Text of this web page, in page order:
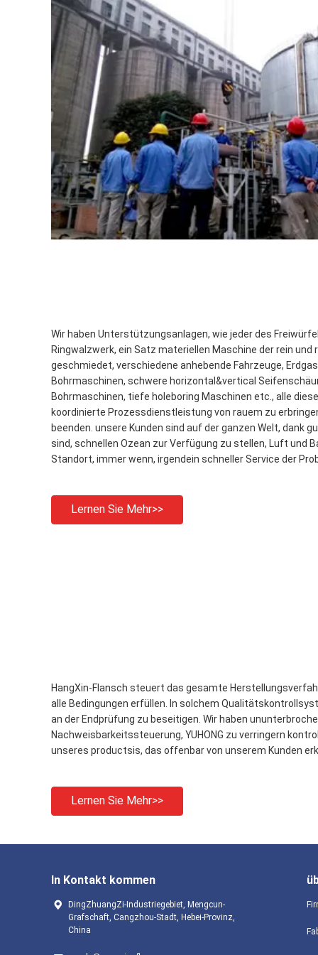
Wir haben Unterstützungsanlagen, wie jeder des
Ringwalzwerk, ein Satz materiellen Maschine der rein
geschmiedet, verschiedene anhebende Fahrzeuge,
Bohrmaschinen, schwere horizontal&vertical
Bohrmaschinen, tiefe holeboring Maschinen etc., alle
koordinierte Prozessdienstleistung von rauem zu
beenden. unsere Kunden sind auf der ganzen Welt, dank
sind, schnellen Ozean zur Verfügung zu stellen, Luft und
Standort, immer wenn, irgendein schneller Service der
Lernen Sie Mehr>>
HangXin-Flansch steuert das gesamte
alle Bedingungen erfüllen. In solchem
an der Endprüfung zu beseitigen. Wir haben
Nachweisbarkeitssteuerung, YUHONG zu verringern
unseres productsis, das offenbar von unserem Kunden
Lernen Sie Mehr>>
In Kontakt kommen
DingZhuangZi-Industriegebiet, Mengcun-
Grafschaft, Cangzhou-Stadt, Hebei-Provinz,
China